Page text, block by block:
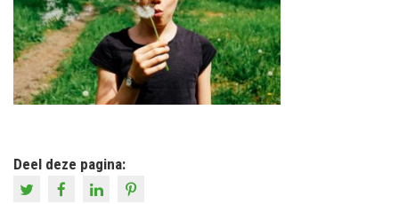
Deel deze pagina: